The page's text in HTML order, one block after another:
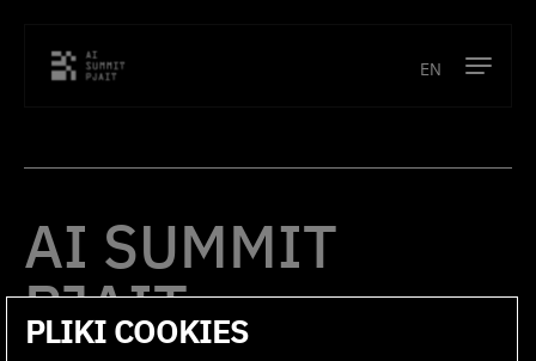
Lokalizacja
Partnerzy
EN
AI SUMMIT
PJAIT
PLIKI COOKIES